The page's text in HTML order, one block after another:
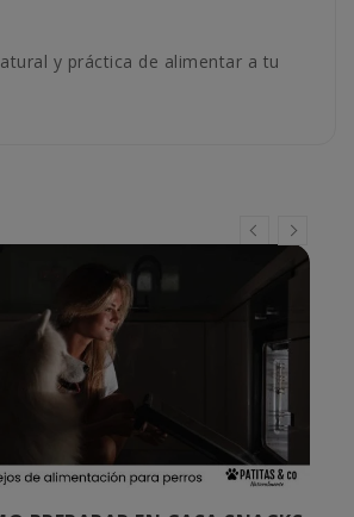
y práctica de alimentar a tu